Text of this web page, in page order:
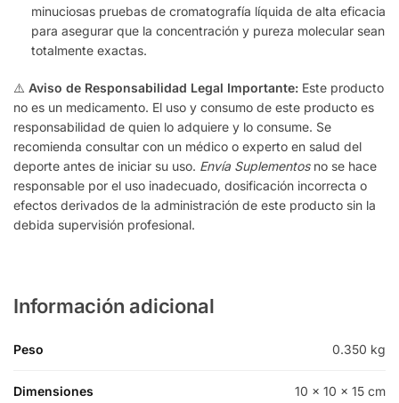
minuciosas pruebas de cromatografía líquida de alta eficacia
para asegurar que la concentración y pureza molecular sean
totalmente exactas.
⚠️ Aviso de Responsabilidad Legal Importante: Este producto
no es un medicamento. El uso y consumo de este producto es
responsabilidad de quien lo adquiere y lo consume. Se
recomienda consultar con un médico o experto en salud del
deporte antes de iniciar su uso. Envía Suplementosno se hace
responsable por el uso inadecuado, dosificación incorrecta o
efectos derivados de la administración de este producto sin la
debida supervisión profesional.
Información adicional
Peso 0.350 kg
Dimensiones 10 × 10 × 15 cm